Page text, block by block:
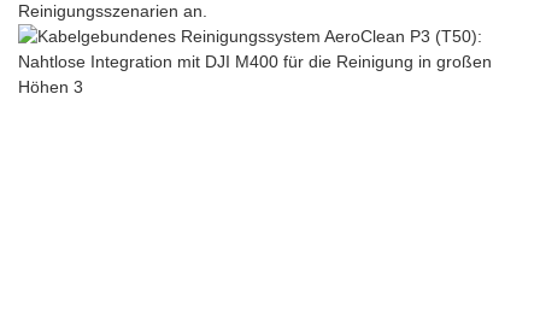
Reinigungsszenarien an.